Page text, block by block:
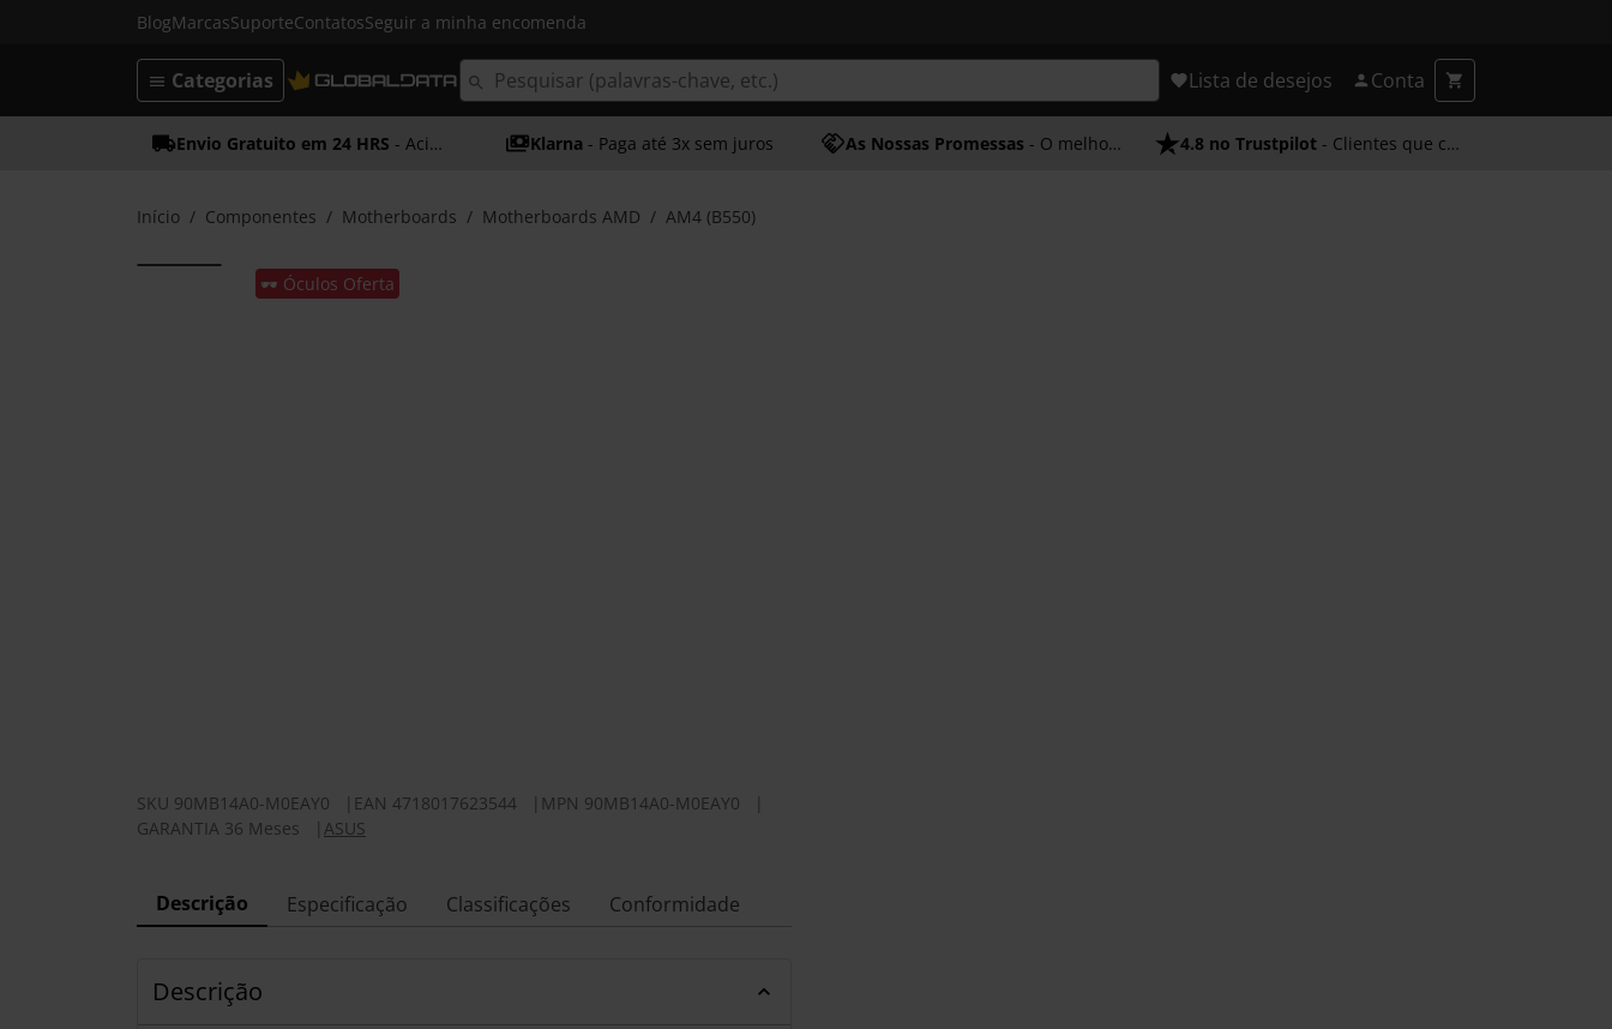
BlogMarcasSuporteContatosSeguir a minha encomenda
Lista de desejos Conta
Categorias
Envio Gratuito em 24 HRS - Acima dos 50€ Klarna - Paga até 3x sem juros As Nossas Promessas - O melhor atendimento 4.8 no Trustpilot - Clientes que confiam em nós
Início Componentes Motherboards Motherboards AMD AM4 (B550)
🕶️ Óculos Oferta
SKU 90MB14A0-M0EAY0 EAN 4718017623544 MPN 90MB14A0-M0EAY0
GARANTIA 36 Meses
ASUS
Descrição Especificação Classificações Conformidade
Descrição